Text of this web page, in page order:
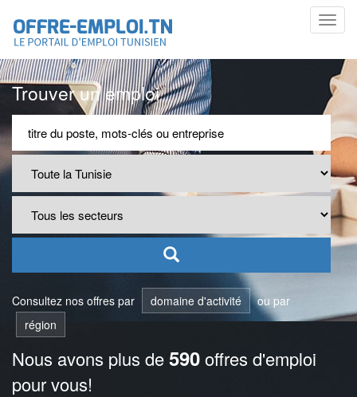
Trouver un emploi
Consultez nos offres par domaine d'activité
ou par
région
Nous avons plus de590offres d'emploi
pour vous!